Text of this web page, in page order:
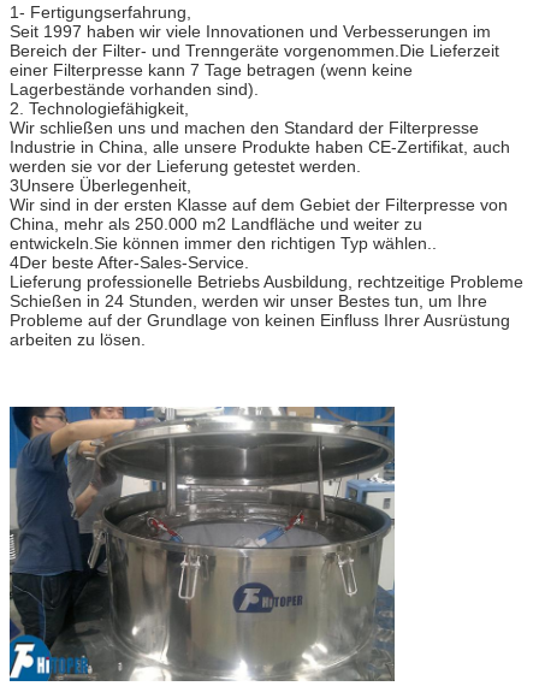
1- Fertigungserfahrung,
Seit 1997 haben wir viele Innovationen und Verbesserungen im
Bereich der Filter- und Trenngeräte vorgenommen.Die Lieferzeit
einer Filterpresse kann 7 Tage betragen (wenn keine
Lagerbestände vorhanden sind).
2. Technologiefähigkeit,
Wir schließen uns und machen den Standard der Filterpresse
Industrie in China, alle unsere Produkte haben CE-Zertifikat, auch
werden sie vor der Lieferung getestet werden.
3Unsere Überlegenheit,
Wir sind in der ersten Klasse auf dem Gebiet der Filterpresse von
China, mehr als 250.000 m2 Landfläche und weiter zu
entwickeln.Sie können immer den richtigen Typ wählen..
4Der beste After-Sales-Service.
Lieferung professionelle Betriebs Ausbildung, rechtzeitige Probleme
Schießen in 24 Stunden, werden wir unser Bestes tun, um Ihre
Probleme auf der Grundlage von keinen Einfluss Ihrer Ausrüstung
arbeiten zu lösen.